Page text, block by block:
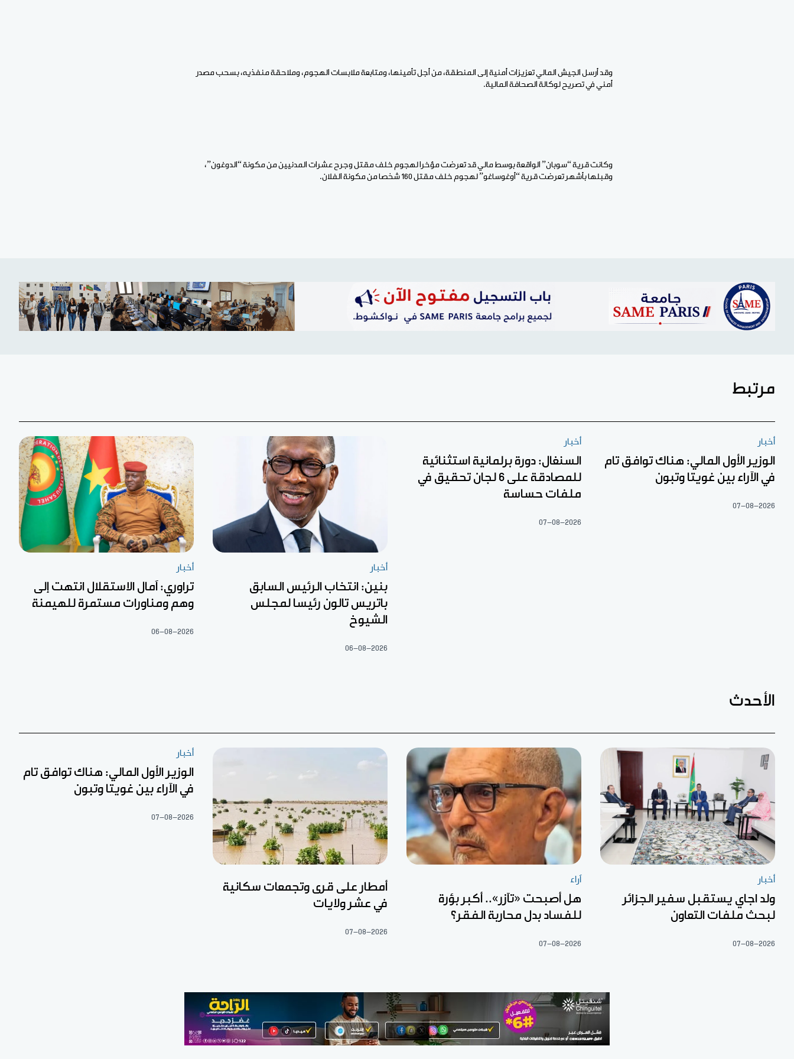
وقد أرسل الجيش المالي تعزيزات أمنية إلى المنطقة، من أجل تأمينها، ومتابعة ملابسات الهجوم، وملاحقة منفذيه، بسحب مصدر
أمني في تصريح لوكالة الصحافة المالية.
وكانت قرية “سوبان” الواقعة بوسط مالي قد تعرضت مؤخرا لهجوم خلف مقتل وجرح عشرات المدنيين من مكونة “الدوغون”،
وقبلها بأشهر تعرضت قرية “أوغوساغو” لهجوم خلف مقتل 160 شخصا من مكونة الفلان.
مرتبط
أخبار
الوزير الأول المالي: هناك توافق تام
في الآراء بين غويتا وتبون
07-08-2026
أخبار
السنغال: دورة برلمانية استثنائية
للمصادقة على 6 لجان تحقيق في
ملفات حساسة
07-08-2026
أخبار
بنين: انتخاب الرئيس السابق
باتريس تالون رئيسا لمجلس
الشيوخ
06-08-2026
أخبار
تراوري: آمال الاستقلال انتهت إلى
وهم ومناورات مستمرة للهيمنة
06-08-2026
الأحدث
أخبار
ولد اجاي يستقبل سفير الجزائر
لبحث ملفات التعاون
07-08-2026
آراء
هل أصبحت «تآزر».. أكبر بؤرة
للفساد بدل محاربة الفقر؟
07-08-2026
أمطار على قرى وتجمعات سكانية
في عشر ولايات
07-08-2026
أخبار
الوزير الأول المالي: هناك توافق تام
في الآراء بين غويتا وتبون
07-08-2026